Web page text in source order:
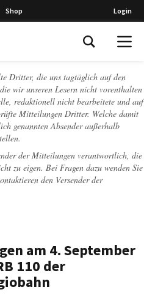
Shop Login
Dritter, die uns tagtäglich auf den
wir unseren Lesern nicht vorenthalten
redaktionell nicht bearbeitete und auf
Mitteilungen Dritter. Welche damit
genannten Absender außerhalb
der Mitteilungen verantwortlich, die
zu eigen. Bei Fragen dazu wenden Sie
den Versender der
am 4. September
110 der